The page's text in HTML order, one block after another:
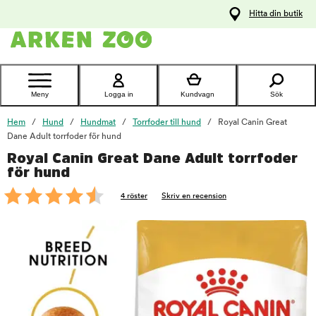
Kontakta
Hitta din butik
Meny Logga in Kundvagn Sök
Hem Hund Hundmat Torrfoder till hund
Royal Canin Great
Dane Adult torrfoder för hund
Royal Canin Great Dane Adult torrfoder
för hund
4 röster Skriv en recension
foo